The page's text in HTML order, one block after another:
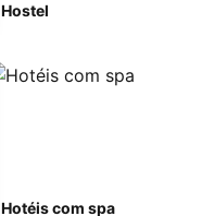
Hostel
Hotéis com spa